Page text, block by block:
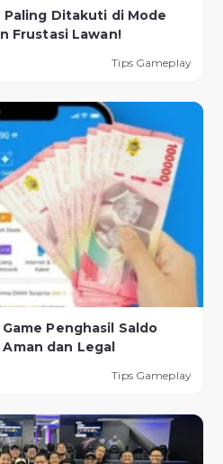
Ditakuti di Mode
Frustasi Lawan!
Tips Gameplay
Penghasil Saldo
Aman dan Legal
Tips Gameplay